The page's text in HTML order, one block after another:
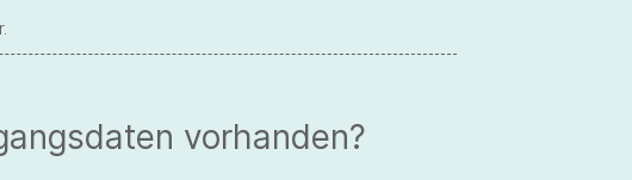
vorhanden?